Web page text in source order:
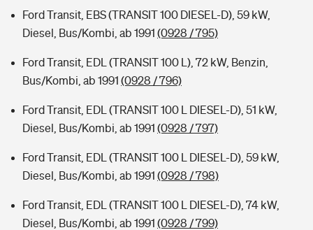
Ford Transit, EBS (TRANSIT 100 DIESEL-D), 59 kW,
Diesel, Bus/Kombi, ab 1991 (0928 / 795)
Ford Transit, EDL (TRANSIT 100 L), 72 kW, Benzin,
Bus/Kombi, ab 1991 (0928 / 796)
Ford Transit, EDL (TRANSIT 100 L DIESEL-D), 51 kW,
Diesel, Bus/Kombi, ab 1991 (0928 / 797)
Ford Transit, EDL (TRANSIT 100 L DIESEL-D), 59 kW,
Diesel, Bus/Kombi, ab 1991 (0928 / 798)
Ford Transit, EDL (TRANSIT 100 L DIESEL-D), 74 kW,
Diesel, Bus/Kombi, ab 1991 (0928 / 799)